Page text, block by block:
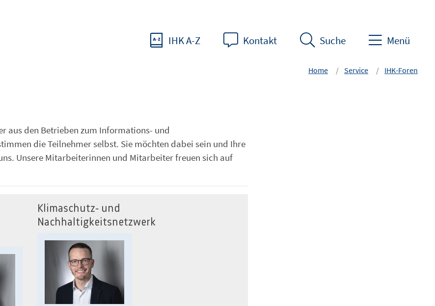
IHK A-Z Kontakt Suche Menü
Home Service IHK-Foren
aus den Betrieben zum Informations- und
die Teilnehmer selbst. Sie möchten dabei sein und Ihre
Unsere Mitarbeiterinnen und Mitarbeiter freuen sich auf
Klimaschutz- und
Nachhaltigkeitsnetzwerk